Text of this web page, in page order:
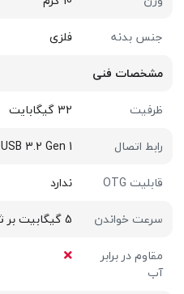
جنس بدنه
فلزی
مشخصات فنی
ظرفیت
32 گیگابایت
رابط اتصال
USB 3.2 Gen 1
قابلیت OTG
ندارد
سرعت خواندن
5 گیگابیت بر ثانیه
مقاوم در برابر
آب